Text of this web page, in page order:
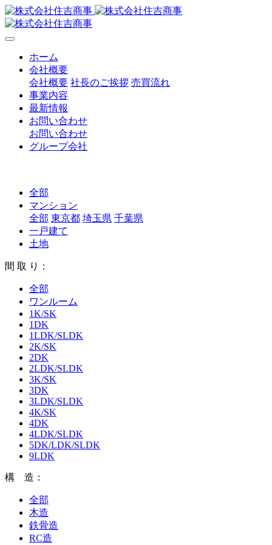
ホーム
会社概要
会社概要 社長のご挨拶 売買流れ
事業内容
最新情報
お問い合わせ
お問い合わせ
グループ会社
全部
マンション
全部 東京都 埼玉県 千葉県
一戸建て
土地
間 取 り：
全部
ワンルーム
1K/SK
1DK
1LDK/SLDK
2K/SK
2DK
2LDK/SLDK
3K/SK
3DK
3LDK/SLDK
4K/SK
4DK
4LDK/SLDK
5DK/LDK/SLDK
9LDK
構 造：
全部
木造
鉄骨造
RC造